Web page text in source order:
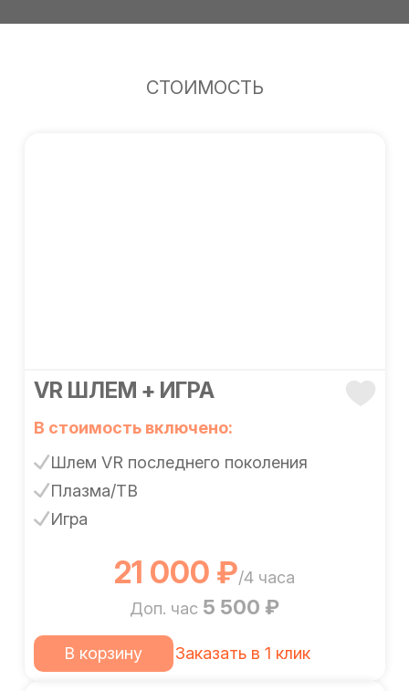
СТОИМОСТЬ
VR ШЛЕМ + ИГРА
В стоимость включено:
Шлем VR последнего поколения
Плазма/ТВ
Игра
21 000 ₽/4 часа
Доп. час 5 500 ₽
В корзину Заказать в 1 клик